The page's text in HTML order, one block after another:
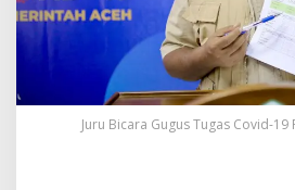
e
r
j
a
M
Juru Bicara Gugus Tugas Covid-